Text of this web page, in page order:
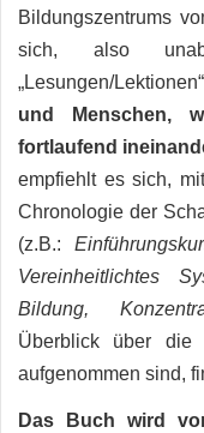
Bildungszentrums
sich, also
„Lesungen/
und Menschen,
fortlaufend
empfiehlt es sich,
Chronologie der
(z.B.:
Vereinheitlichtes
Bildung,
Überblick über die
aufgenommen sind,
Das Buch wird